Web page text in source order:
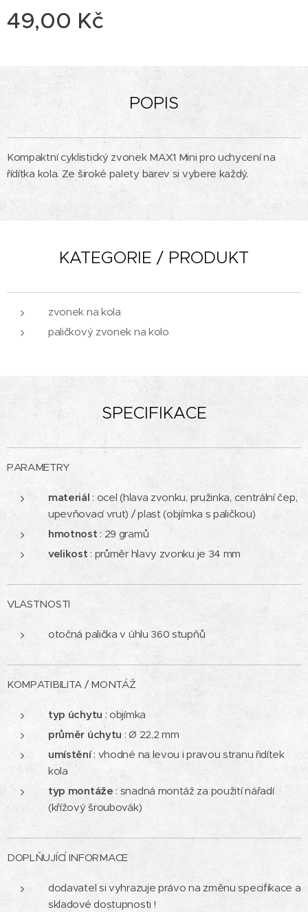
49,00 Kč
POPIS
Kompaktní cyklistický zvonek MAX1 Mini pro uchycení na
řídítka kola. Ze široké palety barev si vybere každý.
KATEGORIE / PRODUKT
zvonek na kola
paličkový zvonek na kolo
SPECIFIKACE
PARAMETRY
materiál : ocel (hlava zvonku, pružinka, centrální čep,
upevňovací vrut) / plast (objímka s paličkou)
hmotnost : 29 gramů
velikost: průměr hlavy zvonku je 34 mm
VLASTNOSTI
otočná palička v úhlu 360 stupňů
KOMPATIBILITA / MONTÁŽ
typ úchytu: objímka
průměr úchytu : Ø 22,2 mm
umístění: vhodné na levou i pravou stranu řidítek
kola
typ montáže : snadná montáž za použití nářadí
(křížový šroubovák)
DOPLŇUJÍCÍ INFORMACE
dodavatel si vyhrazuje právo na změnu specifikace a
skladové dostupnosti !